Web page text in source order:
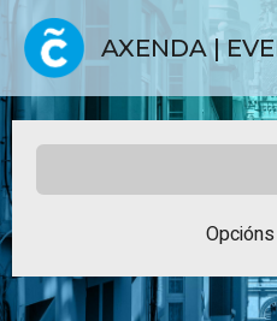
AXENDA |
Opcións